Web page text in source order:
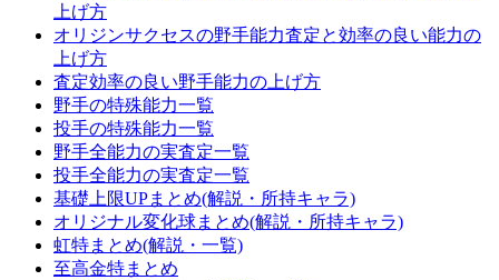
上げ方
オリジンサクセスの野手能力査定と効率の良い能力の
上げ方
査定効率の良い野手能力の上げ方
野手の特殊能力一覧
投手の特殊能力一覧
野手全能力の実査定一覧
投手全能力の実査定一覧
基礎上限UPまとめ(解説・所持キャラ)
オリジナル変化球まとめ(解説・所持キャラ)
虹特まとめ(解説・一覧)
至高金特まとめ